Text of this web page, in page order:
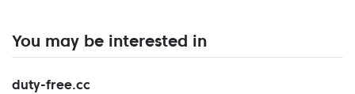
You may be interested in
duty-free.cc